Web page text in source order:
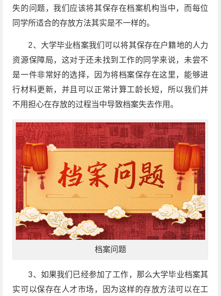
失的问题，我们应该将其保存在档案机构当中，而每位
同学所适合的存放方法其实是不一样的。
2、大学毕业档案我们可以将其保存在户籍地的人力
资源保障局，这对于还未找到工作的同学来说，未尝不
是一件非常好的选择，因为将档案保存在这里，能够进
行材料更新，并且可以正常计算工龄长短，所以我们并
不用担心在存放的过程当中导致档案失去作用。
档案问题
3、如果我们已经参加了工作，那么大学毕业档案其
实可以保存在人才市场，因为这样的存放方法可以在工